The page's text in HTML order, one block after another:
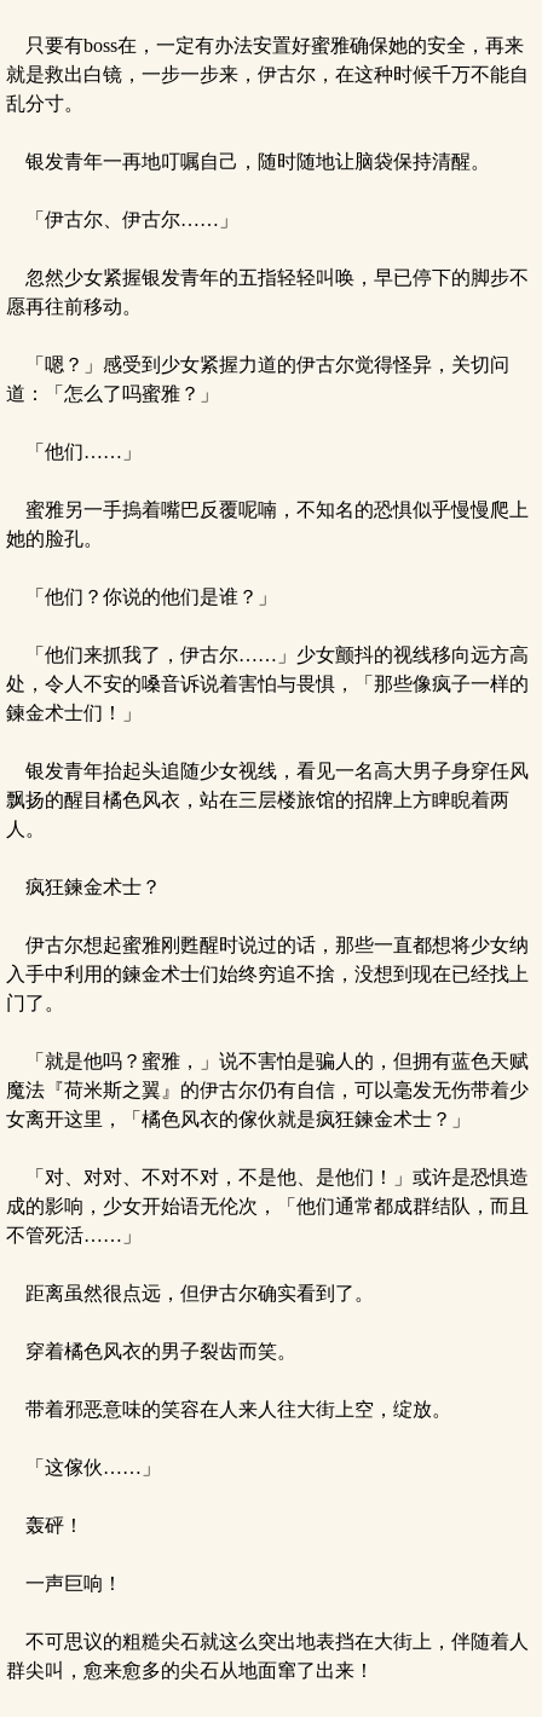
只要有boss在，一定有办法安置好蜜雅确保她的安全，再来
就是救出白镜，一步一步来，伊古尔，在这种时候千万不能自
乱分寸。
银发青年一再地叮嘱自己，随时随地让脑袋保持清醒。
「伊古尔、伊古尔……」
忽然少女紧握银发青年的五指轻轻叫唤，早已停下的脚步不
愿再往前移动。
「嗯？」感受到少女紧握力道的伊古尔觉得怪异，关切问
道：「怎么了吗蜜雅？」
「他们……」
蜜雅另一手摀着嘴巴反覆呢喃，不知名的恐惧似乎慢慢爬上
她的脸孔。
「他们？你说的他们是谁？」
「他们来抓我了，伊古尔……」少女颤抖的视线移向远方高
处，令人不安的嗓音诉说着害怕与畏惧，「那些像疯子一样的
鍊金术士们！」
银发青年抬起头追随少女视线，看见一名高大男子身穿任风
飘扬的醒目橘色风衣，站在三层楼旅馆的招牌上方睥睨着两
人。
疯狂鍊金术士？
伊古尔想起蜜雅刚甦醒时说过的话，那些一直都想将少女纳
入手中利用的鍊金术士们始终穷追不捨，没想到现在已经找上
门了。
「就是他吗？蜜雅，」说不害怕是骗人的，但拥有蓝色天赋
魔法『荷米斯之翼』的伊古尔仍有自信，可以毫发无伤带着少
女离开这里，「橘色风衣的傢伙就是疯狂鍊金术士？」
「对、对对、不对不对，不是他、是他们！」或许是恐惧造
成的影响，少女开始语无伦次，「他们通常都成群结队，而且
不管死活……」
距离虽然很点远，但伊古尔确实看到了。
穿着橘色风衣的男子裂齿而笑。
带着邪恶意味的笑容在人来人往大街上空，绽放。
「这傢伙……」
轰砰！
一声巨响！
不可思议的粗糙尖石就这么突出地表挡在大街上，伴随着人
群尖叫，愈来愈多的尖石从地面窜了出来！